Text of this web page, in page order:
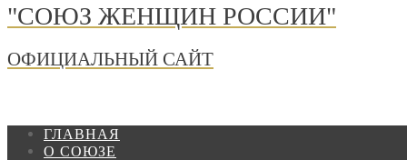
"СОЮЗ ЖЕНЩИН РОССИИ"
ОФИЦИАЛЬНЫЙ САЙТ
ГЛАВНАЯ
О СОЮЗЕ